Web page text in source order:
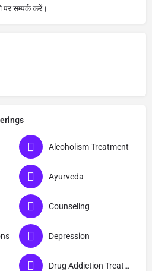
पर सम्पर्क करें।
Alcoholism Treatment
Ayurveda
Counseling
Depression
Drug Addiction Treatment